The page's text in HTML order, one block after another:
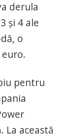
derula
şi 4 ale
o
pentru
La această